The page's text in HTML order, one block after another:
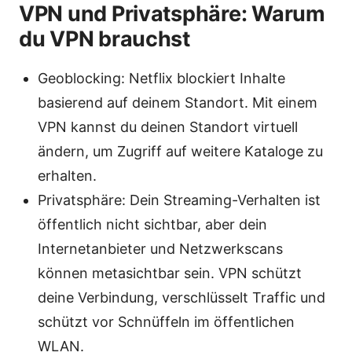
VPN und Privatsphäre: Warum
du VPN brauchst
Geoblocking: Netflix blockiert Inhalte
basierend auf deinem Standort. Mit einem
VPN kannst du deinen Standort virtuell
ändern, um Zugriff auf weitere Kataloge zu
erhalten.
Privatsphäre: Dein Streaming-Verhalten ist
öffentlich nicht sichtbar, aber dein
Internetanbieter und Netzwerkscans
können metasichtbar sein. VPN schützt
deine Verbindung, verschlüsselt Traffic und
schützt vor Schnüffeln im öffentlichen
WLAN.